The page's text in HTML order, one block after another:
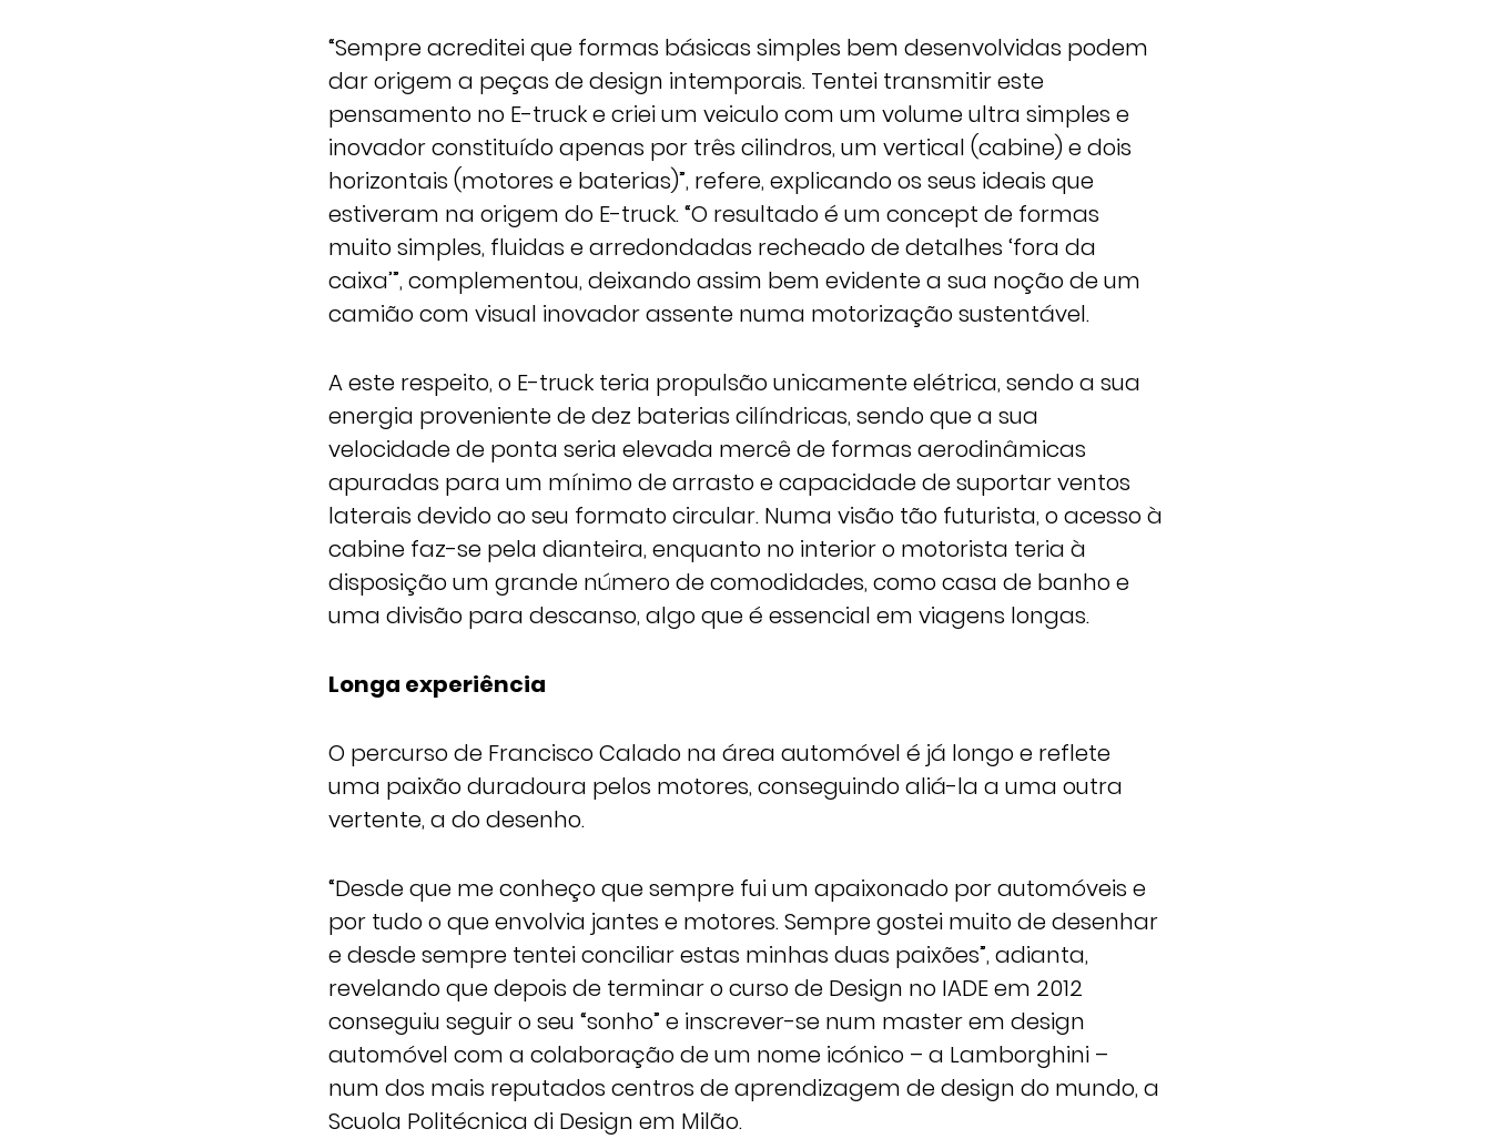
“Sempre acreditei que formas básicas simples bem desenvolvidas podem
dar origem a peças de design intemporais. Tentei transmitir este
pensamento no E-truck e criei um veiculo com um volume ultra simples e
inovador constituído apenas por três cilindros, um vertical (cabine) e dois
horizontais (motores e baterias)”, refere, explicando os seus ideais que
estiveram na origem do E-truck. “O resultado é um concept de formas
muito simples, fluidas e arredondadas recheado de detalhes ‘fora da
caixa’”, complementou, deixando assim bem evidente a sua noção de um
camião com visual inovador assente numa motorização sustentável.
A este respeito, o E-truck teria propulsão unicamente elétrica, sendo a sua
energia proveniente de dez baterias cilíndricas, sendo que a sua
velocidade de ponta seria elevada mercê de formas aerodinâmicas
apuradas para um mínimo de arrasto e capacidade de suportar ventos
laterais devido ao seu formato circular. Numa visão tão futurista, o acesso à
cabine faz-se pela dianteira, enquanto no interior o motorista teria à
disposição um grande número de comodidades, como casa de banho e
uma divisão para descanso, algo que é essencial em viagens longas.
Longa experiência
O percurso de Francisco Calado na área automóvel é já longo e reflete
uma paixão duradoura pelos motores, conseguindo aliá-la a uma outra
vertente, a do desenho.
“Desde que me conheço que sempre fui um apaixonado por automóveis e
por tudo o que envolvia jantes e motores. Sempre gostei muito de desenhar
e desde sempre tentei conciliar estas minhas duas paixões”, adianta,
revelando que depois de terminar o curso de Design no IADE em 2012
conseguiu seguir o seu “sonho” e inscrever-se num master em design
automóvel com a colaboração de um nome icónico – a Lamborghini –
num dos mais reputados centros de aprendizagem de design do mundo, a
Scuola Politécnica di Design em Milão.